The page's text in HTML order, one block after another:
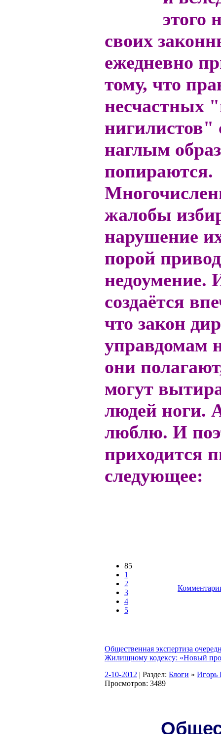
этого
своих
ежедневно
тому, что
несчастных
наглым
попираются.
жалобы
нарушение
порой
недоумение.
создаётся
что закон
управдомам
они
могут
людей ноги.
люблю. И
приходится
следующее:
85
1
2
3
4
5
Общественная экспертиза
Жилищному кодексу: «Новый
2-10-2012 | Раздел: Блоги »
Просмотров: 3489